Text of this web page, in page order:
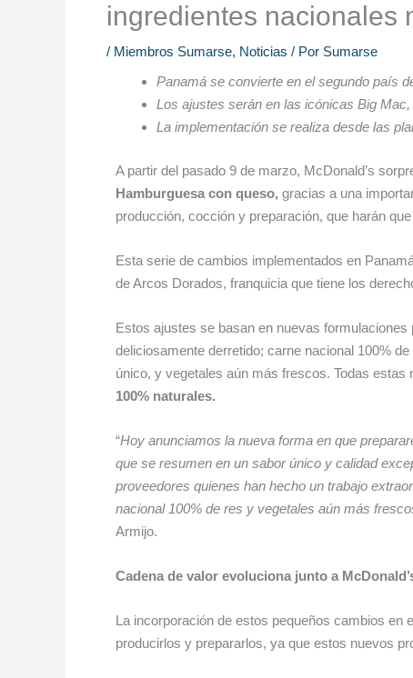
ingredientes nacionales
/ Miembros Sumarse, Noticias / Por Sumarse
Panamá se convierte en el segundo país
Los ajustes serán en las icónicas Big
La implementación se realiza desde las
A partir del pasado 9 de marzo, McDonald’s
Hamburguesa con queso, gracias a una
producción, cocción y preparación, que harán que
Esta serie de cambios implementados en
de Arcos Dorados, franquicia que tiene los
Estos ajustes se basan en nuevas
deliciosamente derretido; carne nacional 100%
único, y vegetales aún más frescos. Todas
100% naturales.
“Hoy anunciamos la nueva forma en que
que se resumen en un sabor único y calidad
proveedores quienes han hecho un trabajo
nacional 100% de res y vegetales aún más
Armijo.
Cadena de valor evoluciona junto a
La incorporación de estos pequeños cambios en
producirlos y prepararlos, ya que estos nuevos